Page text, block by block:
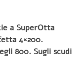
a SuperOtta
4×200.
800. Sugli scudi